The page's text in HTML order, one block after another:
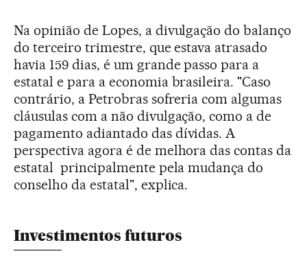
Na opinião de Lopes, a divulgação do balanço
do terceiro trimestre, que estava atrasado
havia 159 dias, é um grande passo para a
estatal e para a economia brasileira. "Caso
contrário, a Petrobras sofreria com algumas
cláusulas com a não divulgação, como a de
pagamento adiantado das dívidas. A
perspectiva agora é de melhora das contas da
estatal principalmente pela mudança do
conselho da estatal", explica.
Investimentos futuros